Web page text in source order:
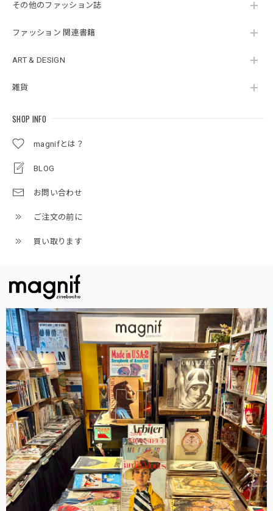
その他のファッション誌
ファッション 関連書籍
ART & DESIGN
雑貨
SHOP INFO
magnifとは？
BLOG
お問い合わせ
ご注文の前に
買い取ります